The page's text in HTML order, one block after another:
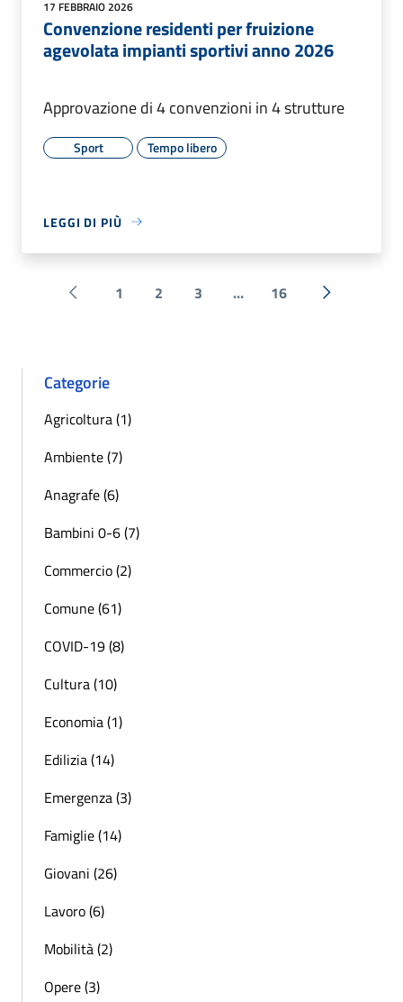
17 FEBBRAIO 2026
Convenzione residenti per fruizione
agevolata impianti sportivi anno 2026
Approvazione di 4 convenzioni in 4 strutture
Sport Tempo libero
LEGGI DI PIÙ
Pagina precedente
1 2 3 ... 16 Successiva
Categorie
Agricoltura (1)
Ambiente (7)
Anagrafe (6)
Bambini 0-6 (7)
Commercio (2)
Comune (61)
COVID-19 (8)
Cultura (10)
Economia (1)
Edilizia (14)
Emergenza (3)
Famiglie (14)
Giovani (26)
Lavoro (6)
Mobilità (2)
Opere (3)